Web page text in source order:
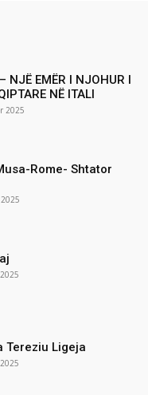
NJË EMËR I NJOHUR I
NË ITALI
2025
Rome- Shtator
Tereziu Ligeja